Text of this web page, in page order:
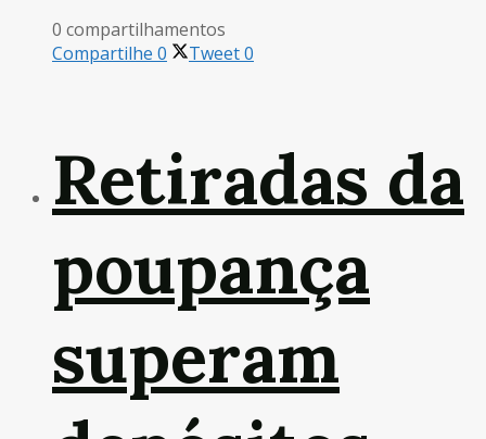
0 compartilhamentos
Compartilhe 0 Tweet0
Retiradas da
poupança
superam